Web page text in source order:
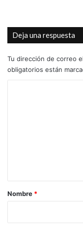
Deja una respuesta
Tu dirección de correo
obligatorios están
rNombre *